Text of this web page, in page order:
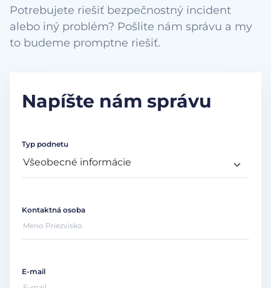
Potrebujete riešiť bezpečnostný incident
alebo iný problém? Pošlite nám správu a my
to budeme promptne riešiť.
Napíšte nám správu
Typ podnetu
Kontaktná osoba
E-mail